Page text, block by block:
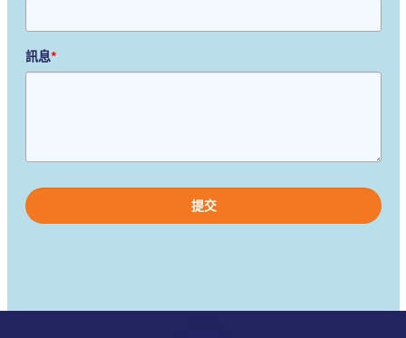
訊息*
leave
this
field